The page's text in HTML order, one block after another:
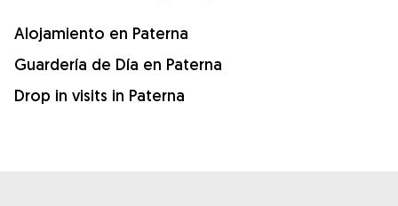
Alojamiento en Paterna
Guardería de Día en Paterna
Drop in visits in Paterna